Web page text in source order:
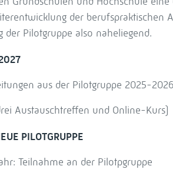
der berufspraktischen
Pilotgruppe also naheliegend.
aus der Pilotgruppe 2025-2026
Austauschtreffen und Online-Kurs)
PILOTGRUPPE
Teilnahme an der Pilotpgruppe